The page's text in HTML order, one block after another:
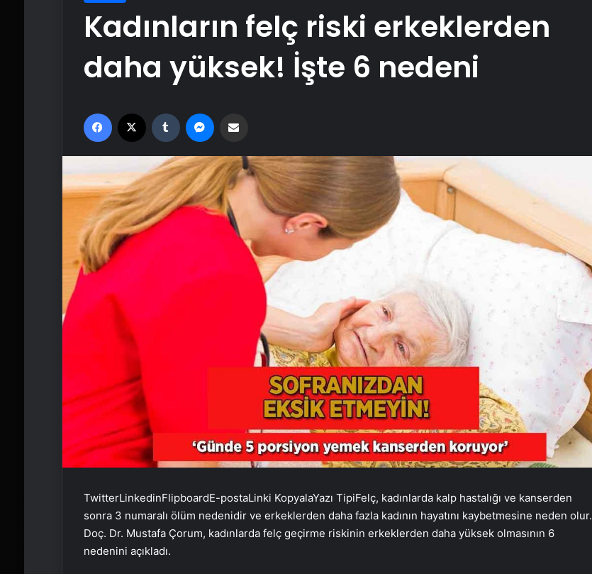
Kadınların felç riski erkeklerden
daha yüksek! İşte 6 nedeni
Facebook Tumblr
TwitterLinkedinFlipboardE-postaLinki KopyalaYazı TipiFelç, kadınlarda kalp hastalığı ve kanserden
sonra 3 numaralı ölüm nedenidir ve erkeklerden daha fazla kadının hayatını kaybetmesine neden olur.
Doç. Dr. Mustafa Çorum, kadınlarda felç geçirme riskinin erkeklerden daha yüksek olmasının 6
nedenini açıkladı.